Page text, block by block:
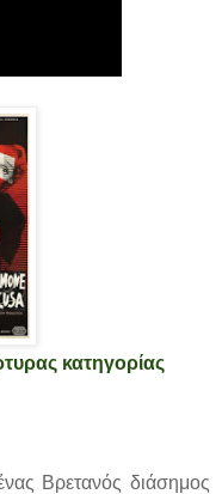
κατηγορίας
Βρετανός διάσημος